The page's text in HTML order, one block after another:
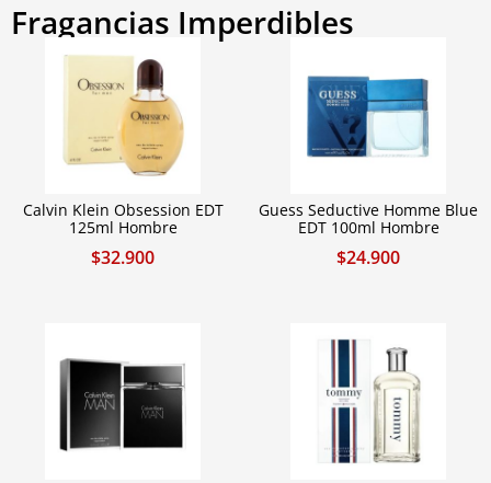
Fragancias Imperdibles
Calvin Klein Obsession EDT
125ml Hombre
$32.900
Guess Seductive Homme Blue
EDT 100ml Hombre
$24.900